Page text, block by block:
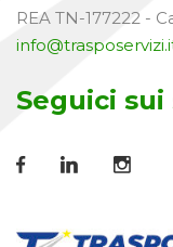
REA TN-177222 -
Seguici sui